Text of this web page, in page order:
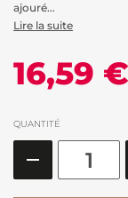
ajouré...
Lire la suite
16,59 €
QUANTITÉ